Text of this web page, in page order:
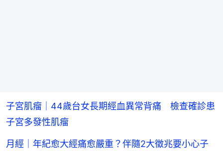
子宮肌瘤｜44歲台女長期經血異常背痛 檢查確診患
子宮多發性肌瘤
月經｜年紀愈大經痛愈嚴重？伴隨2大徵兆要小心子